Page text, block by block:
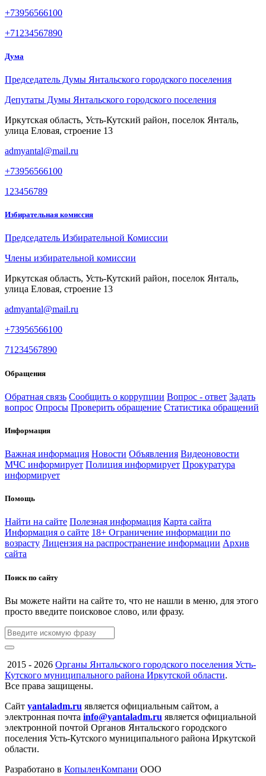
+73956566100
+71234567890
Дума
Председатель Думы Янтальского городского поселения
Депутаты Думы Янтальского городского поселения
Иркутская область, Усть-Кутский район, поселок Янталь,
улица Еловая, строение 13
admyantal@mail.ru
+73956566100
123456789
Избирательная комиссия
Председатель Избирательной Комиссии
Члены избирательной комиссии
Иркутская область, Усть-Кутский район, поселок Янталь,
улица Еловая, строение 13
admyantal@mail.ru
+73956566100
71234567890
Обращения
Обратная связь Сообщить о коррупции Вопрос - ответ Задать
вопрос Опросы Проверить обращение Статистика обращений
Информация
Важная информация Новости Объявления Видеоновости
МЧС информирует Полиция информирует Прокуратура
информирует
Помощь
Найти на сайте Полезная информация Карта сайта
Информация о сайте 18+ Ограничение информации по
возрасту Лицензия на распространение информации Архив
сайта
Поиск по сайту
Вы можете найти на сайте то, что не нашли в меню, для этого
просто введите поисковое слово, или фразу.
2015 - 2026 Органы Янтальского городского поселения Усть-
Кутского муниципального района Иркутской области.
Все права защищены.
Сайт yantaladm.ru является официальным сайтом, а
электронная почта info@yantaladm.ru является официальной
электронной почтой Органов Янтальского городского
поселения Усть-Кутского муниципального района Иркутской
области.
Разработано в КопыленКомпани ООО